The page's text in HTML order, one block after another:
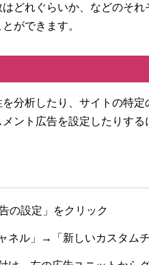
どれぐらいか、などのそ
ができます。
分析したり、サイトの特
ント広告を設定したりす
の設定」をクリック
ネル」→「新しいカスタム